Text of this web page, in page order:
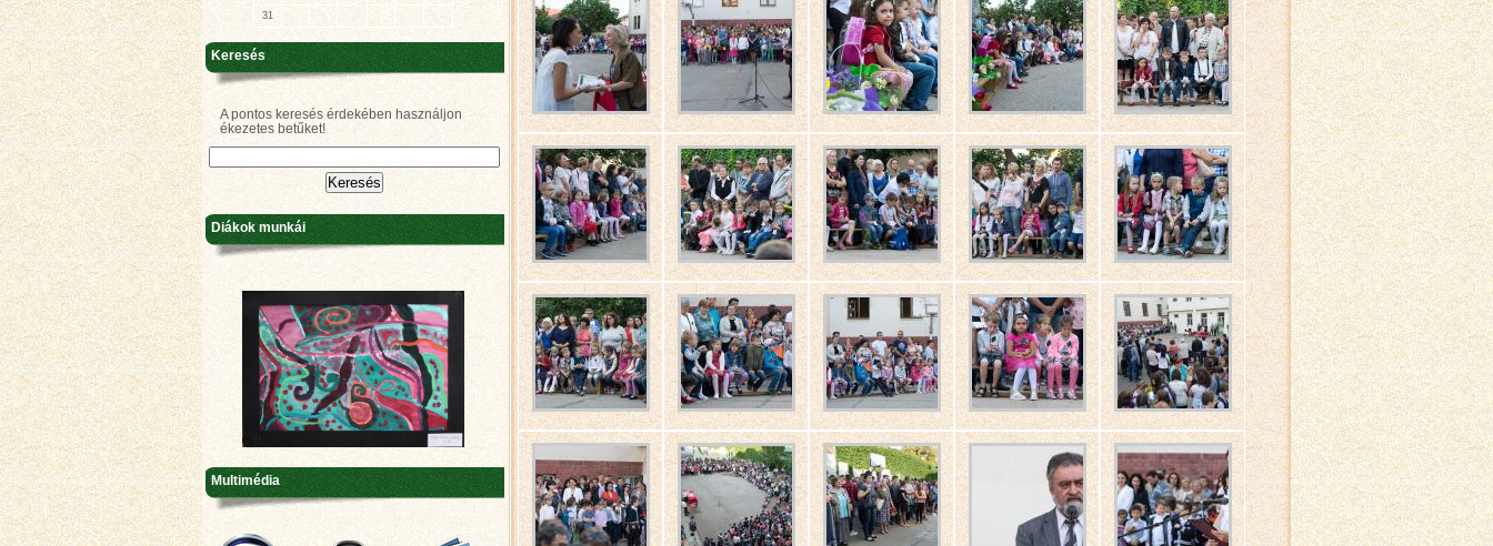
31
Keresés
A pontos keresés érdekében használjon
ékezetes betűket!
Diákok munkái
Multimédia